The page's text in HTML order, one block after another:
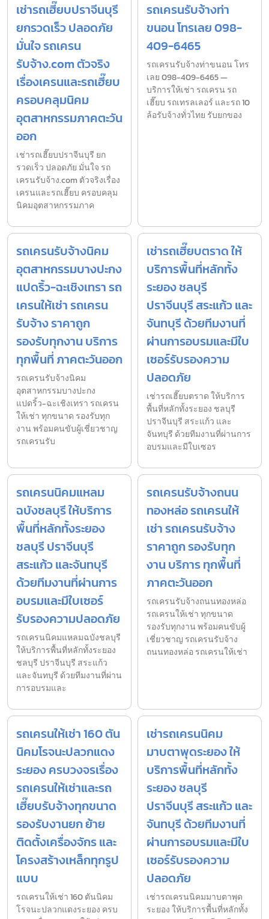
เช่ารถเฮี๊ยบปราจีนบุรี
ยกรวดเร็ว ปลอดภัย
มั่นใจ รถเครน
รับจ้าง.com ตัวจริง
เรื่องเครนและรถเฮี๊ยบ
ครอบคลุมนิคม
อุตสาหกรรมภาคตะวัน
ออก
เช่ารถเฮี๊ยบปราจีนบุรี ยก
รวดเร็ว ปลอดภัย มั่นใจ รถ
เครนรับจ้าง.com ตัวจริงเรื่อง
เครนและรถเฮี๊ยบ ครอบคลุม
นิคมอุตสาหกรรมภาค
รถเครนรับจ้างท่า
ขนอน โทรเลย 098-
409-6465
รถเครนรับจ้างท่าขนอน โทร
เลย 098-409-6465 —
บริการให้เช่า รถเครน รถ
เฮี๊ยบ รถเทรลเลอร์ และรถ 10
ล้อรับจ้างทั่วไทย รับยกของ
รถเครนรับจ้างนิคม
อุตสาหกรรมบางปะกง
แปดริ้ว-ฉะเชิงเทรา รถ
เครนให้เช่า รถเครน
รับจ้าง ราคาถูก
รองรับทุกงาน บริการ
ทุกพื้นที่ ภาคตะวันออก
รถเครนรับจ้างนิคม
อุตสาหกรรมบางปะกง
แปดริ้ว-ฉะเชิงเทรา รถเครน
ให้เช่า ทุกขนาด รองรับทุก
งาน พร้อมคนขับผู้เชี่ยวชาญ
รถเครนรับ
เช่ารถเฮี๊ยบตราด ให้
บริการพื้นที่หลักทั้ง
ระยอง ชลบุรี
ปราจีนบุรี สระแก้ว และ
จันทบุรี ด้วยทีมงานที่
ผ่านการอบรมและมีใบ
เซอร์รับรองความ
ปลอดภัย
เช่ารถเฮี๊ยบตราด ให้บริการ
พื้นที่หลักทั้งระยอง ชลบุรี
ปราจีนบุรี สระแก้ว และ
จันทบุรี ด้วยทีมงานที่ผ่านการ
อบรมและมีใบเซอร
รถเครนนิคมแหลม
ฉบังชลบุรี ให้บริการ
พื้นที่หลักทั้งระยอง
ชลบุรี ปราจีนบุรี
สระแก้ว และจันทบุรี
ด้วยทีมงานที่ผ่านการ
อบรมและมีใบเซอร์
รับรองความปลอดภัย
รถเครนนิคมแหลมฉบังชลบุรี
ให้บริการพื้นที่หลักทั้งระยอง
ชลบุรี ปราจีนบุรี สระแก้ว
และจันทบุรี ด้วยทีมงานที่ผ่าน
การอบรมและ
รถเครนรับจ้างถนน
ทองหล่อ รถเครนให้
เช่า รถเครนรับจ้าง
ราคาถูก รองรับทุก
งาน บริการ ทุกพื้นที่
ภาคตะวันออก
รถเครนรับจ้างถนนทองหล่อ
รถเครนให้เช่า ทุกขนาด
รองรับทุกงาน พร้อมคนขับผู้
เชี่ยวชาญ รถเครนรับจ้าง
ถนนทองหล่อ รถเครนให้เช่า
รถเครนให้เช่า 160 ตัน
นิคมโรจนะปลวกแดง
ระยอง ครบวงจรเรื่อง
รถเครนให้เช่าและรถ
เฮี๊ยบรับจ้างทุกขนาด
รองรับงานยก ย้าย
ติดตั้งเครื่องจักร และ
โครงสร้างเหล็กทุกรูป
แบบ
รถเครนให้เช่า 160 ตันนิคม
โรจนะปลวกแดงระยอง ครบ
เช่ารถเครนนิคม
มาบตาพุดระยอง ให้
บริการพื้นที่หลักทั้ง
ระยอง ชลบุรี
ปราจีนบุรี สระแก้ว และ
จันทบุรี ด้วยทีมงานที่
ผ่านการอบรมและมีใบ
เซอร์รับรองความ
ปลอดภัย
เช่ารถเครนนิคมมาบตาพุด
ระยอง ให้บริการพื้นที่หลักทั้ง